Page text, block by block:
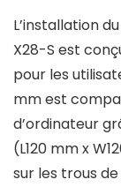
L’installation
X28-S est
pour les
mm est
d’ordinateur
(L120 mm x
sur les trous